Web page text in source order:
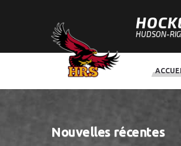
HUDSON-
Nouvelles récentes